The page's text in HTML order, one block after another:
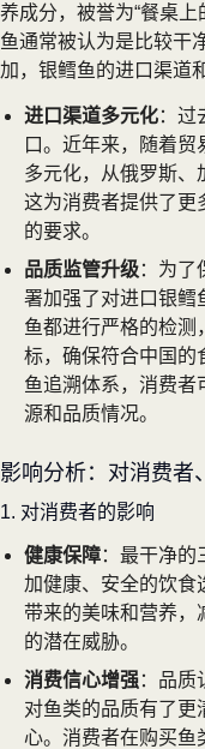
养成分，被誉为“餐桌
鱼通常被认为是比较干
加，银鳕鱼的进口渠道
进口渠道多元化：过
口。近年来，随着
多元化，从俄罗斯、
这为消费者提供了更
的要求。
品质监管升级：为了
署加强了对进口银鳕
鱼都进行严格的检测
标，确保符合中国的
鱼追溯体系，消费者
源和品质情况。
影响分析：对消费者
1. 对消费者的影响
健康保障：最干净的
加健康、安全的饮食
带来的美味和营养，
的潜在威胁。
消费信心增强：品质
对鱼类的品质有了更
心。消费者在购买鱼